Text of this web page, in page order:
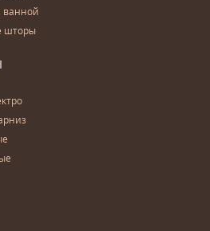
ванной
шторы